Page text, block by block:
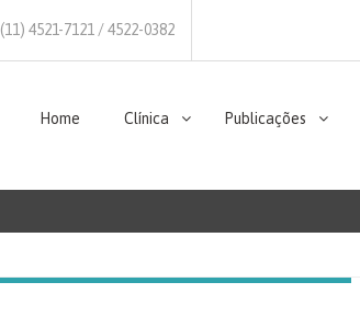
(11) 4521-7121 / 4522-0382
Home Clínica Publicações